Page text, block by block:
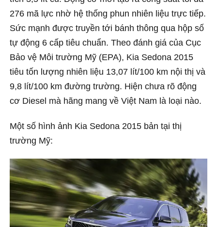
276 mã lực nhờ hệ thống phun nhiên liệu trực tiếp.
Sức mạnh được truyền tới bánh thông qua hộp số
tự động 6 cấp tiêu chuẩn. Theo đánh giá của Cục
Bảo vệ Môi trường Mỹ (EPA), Kia Sedona 2015
tiêu tốn lượng nhiên liệu 13,07 lít/100 km nội thị và
9,8 lít/100 km đường trường. Hiện chưa rõ động
cơ Diesel mà hãng mang về Việt Nam là loại nào.
Một số hình ảnh Kia Sedona 2015 bản tại thị
trường Mỹ: